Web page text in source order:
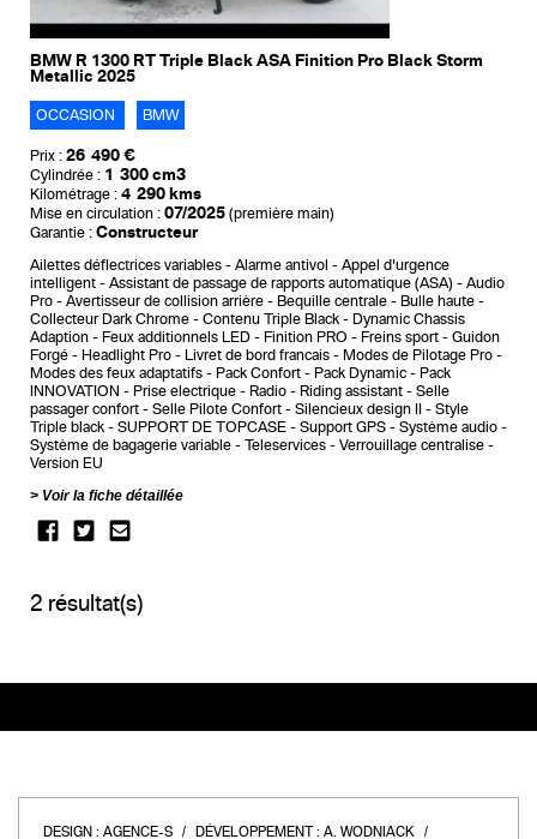
BMW R 1300 RT Triple Black ASA Finition Pro Black Storm
Metallic 2025
OCCASION BMW
Prix : 26 490 €
Cylindrée : 1 300 cm3
Kilométrage : 4 290 kms
Mise en circulation : 07/2025 (première main)
Garantie : Constructeur
Ailettes déflectrices variables Alarme antivol
Appel d'urgence
intelligent
Assistant de passage de rapports automatique (ASA)
Audio
Pro
Avertisseur de collision arrière Bequille centrale
Bulle haute
Collecteur Dark Chrome
Contenu Triple Black
Dynamic Chassis
Adaption
Feux additionnels LED Finition PRO Freins sport
Guidon
Forgé
Headlight Pro Livret de bord francais
Modes de Pilotage Pro
Modes des feux adaptatifs
Pack Confort Pack Dynamic
Pack
INNOVATION
Prise electrique Radio Riding assistant
Selle
passager confort
Selle Pilote Confort Silencieux design II
Style
Triple black
SUPPORT DE TOPCASE Support GPS
Système audio
Système de bagagerie variable
Teleservices
Verrouillage centralise
Version EU
Voir la fiche détaillée
2 résultat(s)
DESIGN : AGENCE-S DÉVELOPPEMENT : A. WODNIACK